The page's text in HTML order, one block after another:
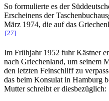
So formulierte es der
Erscheinens der
März 1974, die auf das
27
Im Frühjahr 1952 fuhr Kästner
nach Griechenland, um seinem
den letzten Feinschliff zu
das beim Konsulat in Hamburg
Mutter schreibt er diesbezüglich: